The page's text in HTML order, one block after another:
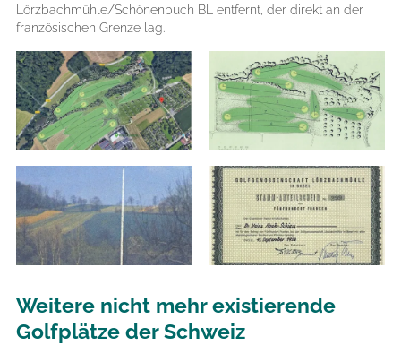
Lörzbachmühle/Schönenbuch BL entfernt, der direkt an der
französischen Grenze lag.
Weitere nicht mehr existierende
Golfplätze der Schweiz